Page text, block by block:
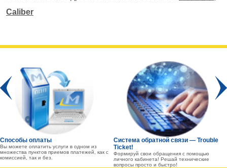
Caliber
Способы оплаты
Вы можете оплатить услуги в одном из
множества пунктов приемов платежей, как с
комиссией, так и без.
Система обратной связи — Trouble
Ticket!
Формируй свои обращения с помощью
личного кабинета! Решай технические
вопросы просто и быстро!